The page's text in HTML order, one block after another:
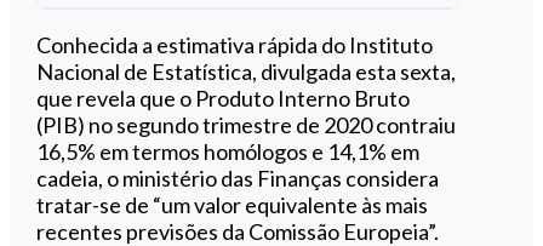
Ouvir este artigo
Conhecida a estimativa rápida do Instituto
Nacional de Estatística, divulgada esta sexta,
que revela que o Produto Interno Bruto
(PIB) no segundo trimestre de 2020 contraiu
16,5% em termos homólogos e 14,1% em
cadeia, o ministério das Finanças considera
tratar-se de “um valor equivalente às mais
recentes previsões da Comissão Europeia”.